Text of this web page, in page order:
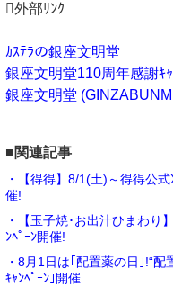
外部ﾘﾝｸ
ｶｽﾃﾗの銀座文明堂
銀座文明堂110周年感謝ｷ
銀座文明堂
■関連記事
・【得得】8/1(土)～得得公式
催!
・【玉子焼･お出汁ひまわり
ﾝﾍﾟｰﾝ開催!
・8月1日は｢配置薬の日｣!“
ｷｬﾝﾍﾟｰﾝ｣開催